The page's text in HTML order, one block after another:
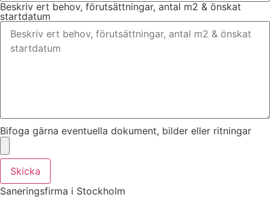
Beskriv ert behov, förutsättningar, antal m2 & önskat
startdatum
Bifoga gärna eventuella dokument, bilder eller ritningar
Skicka
Saneringsfirma i Stockholm